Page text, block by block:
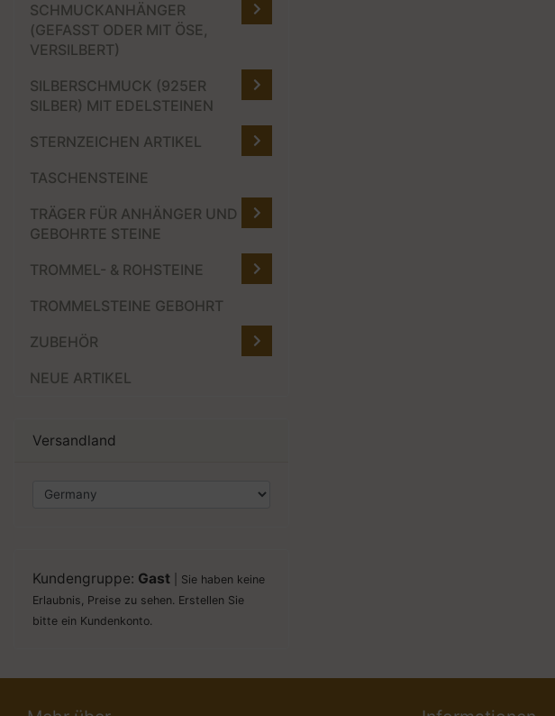
SCHMUCKANHÄNGER
(GEFASST ODER MIT ÖSE,
VERSILBERT)
SILBERSCHMUCK (925ER
SILBER) MIT EDELSTEINEN
STERNZEICHEN ARTIKEL
TASCHENSTEINE
TRÄGER FÜR ANHÄNGER UND
GEBOHRTE STEINE
TROMMEL- & ROHSTEINE
TROMMELSTEINE GEBOHRT
ZUBEHÖR
NEUE ARTIKEL
Versandland
Kundengruppe: Gast | Sie haben keine
Erlaubnis, Preise zu sehen. Erstellen Sie
bitte ein Kundenkonto.